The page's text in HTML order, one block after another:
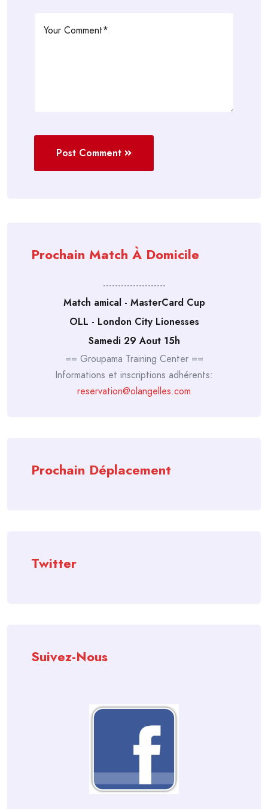
Post Comment
Prochain Match À Domicile
---------------------
Match amical - MasterCard Cup
OLL - London City Lionesses
Samedi 29 Aout 15h
== Groupama Training Center ==
Informations et inscriptions adhérents:
reservation@olangelles.com
Prochain Déplacement
Twitter
Suivez-Nous